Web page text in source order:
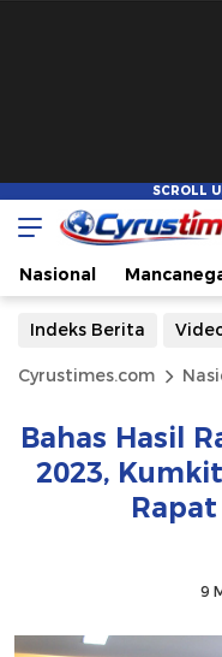
Nasional
Indeks Berita
Cyrustimes.com
Bahas Hasil
2023,
9